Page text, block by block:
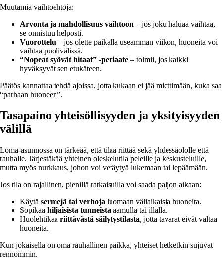
Muutamia vaihtoehtoja:
Arvonta ja mahdollisuus vaihtoon – jos joku haluaa vaihtaa,
se onnistuu helposti.
Vuorottelu – jos olette paikalla useamman viikon, huoneita voi
vaihtaa puolivälissä.
“Nopeat syövät hitaat” -periaate – toimii, jos kaikki
hyväksyvät sen etukäteen.
Päätös kannattaa tehdä ajoissa, jotta kukaan ei jää miettimään, kuka saa
“parhaan huoneen”.
Tasapaino yhteisöllisyyden ja yksityisyyden
välillä
Loma-asunnossa on tärkeää, että tilaa riittää sekä yhdessäololle että
rauhalle. Järjestäkää yhteinen oleskelutila peleille ja keskusteluille,
mutta myös nurkkaus, johon voi vetäytyä lukemaan tai lepäämään.
Jos tila on rajallinen, pienillä ratkaisuilla voi saada paljon aikaan:
Käytä sermejä tai verhoja luomaan väliaikaisia huoneita.
Sopikaa hiljaisista tunneista aamulla tai illalla.
Huolehtikaa riittävästä säilytystilasta, jotta tavarat eivät valtaa
huoneita.
Kun jokaisella on oma rauhallinen paikka, yhteiset hetketkin sujuvat
rennommin.